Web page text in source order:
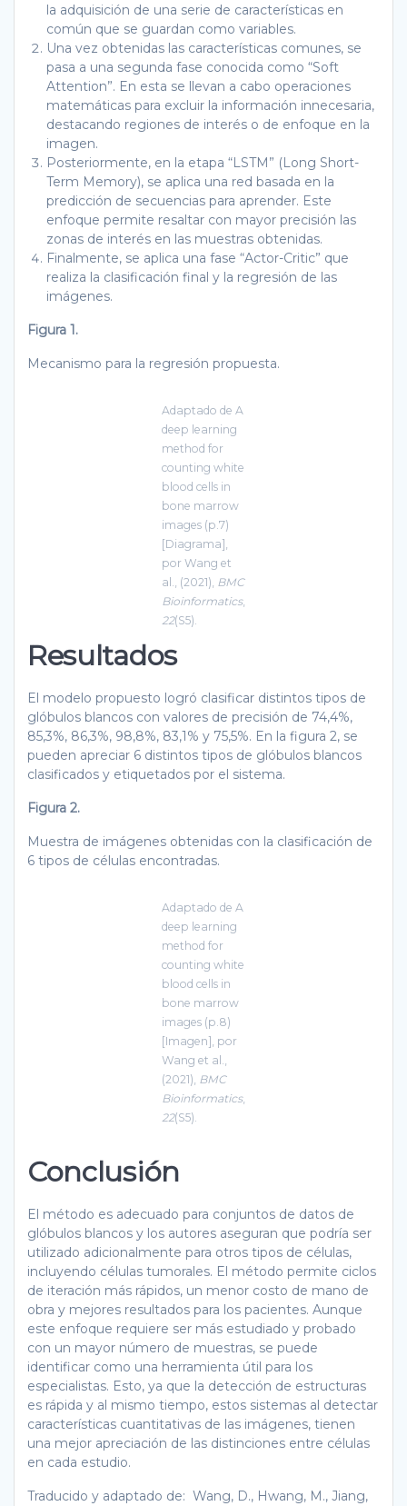
la adquisición de una serie de características en
común que se guardan como variables.
Una vez obtenidas las características comunes, se
pasa a una segunda fase conocida como “Soft
Attention”. En esta se llevan a cabo operaciones
matemáticas para excluir la información innecesaria,
destacando regiones de interés o de enfoque en la
imagen.
Posteriormente, en la etapa “LSTM” (Long Short-
Term Memory), se aplica una red basada en la
predicción de secuencias para aprender. Este
enfoque permite resaltar con mayor precisión las
zonas de interés en las muestras obtenidas.
Finalmente, se aplica una fase “Actor-Critic” que
realiza la clasificación final y la regresión de las
imágenes.
Figura 1.
Mecanismo para la regresión propuesta.
Adaptado de A
deep learning
method for
counting white
blood cells in
bone marrow
images (p.7)
[Diagrama],
por Wang et
al., (2021), BMC
Bioinformatics,
22(S5).
Resultados
El modelo propuesto logró clasificar distintos tipos de
glóbulos blancos con valores de precisión de 74,4%,
85,3%, 86,3%, 98,8%, 83,1% y 75,5%. En la figura 2, se
pueden apreciar 6 distintos tipos de glóbulos blancos
clasificados y etiquetados por el sistema.
Figura 2.
Muestra de imágenes obtenidas con la clasificación de
6 tipos de células encontradas.
Adaptado de A
deep learning
method for
counting white
blood cells in
bone marrow
images (p.8)
[Imagen], por
Wang et al.,
(2021), BMC
Bioinformatics,
22(S5).
Conclusión
El método es adecuado para conjuntos de datos de
glóbulos blancos y los autores aseguran que podría ser
utilizado adicionalmente para otros tipos de células,
incluyendo células tumorales. El método permite ciclos
de iteración más rápidos, un menor costo de mano de
obra y mejores resultados para los pacientes. Aunque
este enfoque requiere ser más estudiado y probado
con un mayor número de muestras, se puede
identificar como una herramienta útil para los
especialistas. Esto, ya que la detección de estructuras
es rápida y al mismo tiempo, estos sistemas al detectar
características cuantitativas de las imágenes, tienen
una mejor apreciación de las distinciones entre células
en cada estudio.
Traducido y adaptado de: Wang, D., Hwang, M., Jiang,